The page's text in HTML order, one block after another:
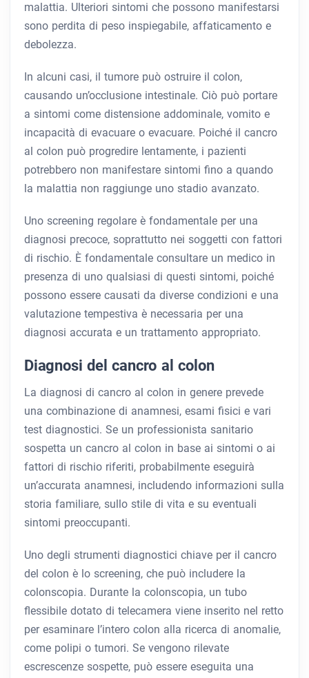
malattia. Ulteriori sintomi che possono manifestarsi
sono perdita di peso inspiegabile, affaticamento e
debolezza.
In alcuni casi, il tumore può ostruire il colon,
causando un’occlusione intestinale. Ciò può portare
a sintomi come distensione addominale, vomito e
incapacità di evacuare o evacuare. Poiché il cancro
al colon può progredire lentamente, i pazienti
potrebbero non manifestare sintomi fino a quando
la malattia non raggiunge uno stadio avanzato.
Uno screening regolare è fondamentale per una
diagnosi precoce, soprattutto nei soggetti con fattori
di rischio. È fondamentale consultare un medico in
presenza di uno qualsiasi di questi sintomi, poiché
possono essere causati da diverse condizioni e una
valutazione tempestiva è necessaria per una
diagnosi accurata e un trattamento appropriato.
Diagnosi del cancro al colon
La diagnosi di cancro al colon in genere prevede
una combinazione di anamnesi, esami fisici e vari
test diagnostici. Se un professionista sanitario
sospetta un cancro al colon in base ai sintomi o ai
fattori di rischio riferiti, probabilmente eseguirà
un’accurata anamnesi, includendo informazioni sulla
storia familiare, sullo stile di vita e su eventuali
sintomi preoccupanti.
Uno degli strumenti diagnostici chiave per il cancro
del colon è lo screening, che può includere la
colonscopia. Durante la colonscopia, un tubo
flessibile dotato di telecamera viene inserito nel retto
per esaminare l’intero colon alla ricerca di anomalie,
come polipi o tumori. Se vengono rilevate
escrescenze sospette, può essere eseguita una